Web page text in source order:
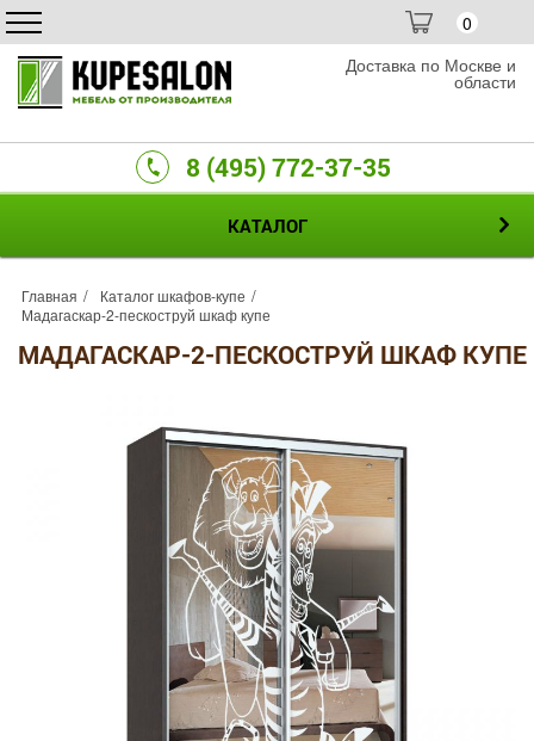
0
Доставка по Москве и
области
8 (495) 772-37-35
КАТАЛОГ
Главная
Каталог шкафов-купе
Мадагаскар-2-пескоструй шкаф купе
МАДАГАСКАР-2-ПЕСКОСТРУЙ ШКАФ КУПЕ